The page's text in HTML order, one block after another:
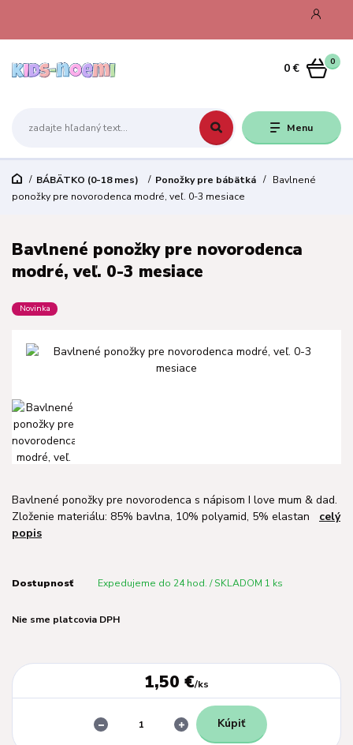
Menu
0
0 €
BÁBÄTKO (0-18 mes) Ponožky pre bábätká
Bavlnené
ponožky pre novorodenca modré, veľ. 0-3 mesiace
Bavlnené ponožky pre novorodenca
modré, veľ. 0-3 mesiace
Novinka
Bavlnené ponožky pre novorodenca s nápisom I love mum & dad.
Zloženie materiálu: 85% bavlna, 10% polyamid, 5% elastan celý
popis
Dostupnosť Expedujeme do 24 hod. / SKLADOM 1 ks
Nie sme platcovia DPH
1,50 €/ks
Kúpiť